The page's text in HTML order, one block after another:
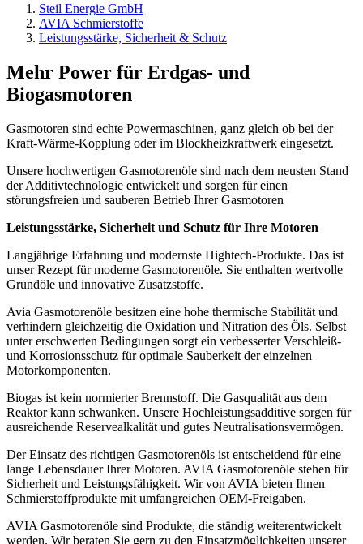
Steil Energie GmbH
AVIA Schmierstoffe
Leistungsstärke, Sicherheit & Schutz
Mehr Power für Erdgas- und
Biogasmotoren
Gasmotoren sind echte Powermaschinen, ganz gleich ob bei der
Kraft-Wärme-Kopplung oder im Blockheizkraftwerk eingesetzt.
Unsere hochwertigen Gasmotorenöle sind nach dem neusten Stand
der Additivtechnologie entwickelt und sorgen für einen
störungsfreien und sauberen Betrieb Ihrer Gasmotoren
Leistungsstärke, Sicherheit und Schutz für Ihre Motoren
Langjährige Erfahrung und modernste Hightech-Produkte. Das ist
unser Rezept für moderne Gasmotorenöle. Sie enthalten wertvolle
Grundöle und innovative Zusatzstoffe.
Avia Gasmotorenöle besitzen eine hohe thermische Stabilität und
verhindern gleichzeitig die Oxidation und Nitration des Öls. Selbst
unter erschwerten Bedingungen sorgt ein verbesserter Verschleiß-
und Korrosionsschutz für optimale Sauberkeit der einzelnen
Motorkomponenten.
Biogas ist kein normierter Brennstoff. Die Gasqualität aus dem
Reaktor kann schwanken. Unsere Hochleistungsadditive sorgen für
ausreichende Reservealkalität und gutes Neutralisationsvermögen.
Der Einsatz des richtigen Gasmotorenöls ist entscheidend für eine
lange Lebensdauer Ihrer Motoren. AVIA Gasmotorenöle stehen für
Sicherheit und Leistungsfähigkeit. Wir von AVIA bieten Ihnen
Schmierstoffprodukte mit umfangreichen OEM-Freigaben.
AVIA Gasmotorenöle sind Produkte, die ständig weiterentwickelt
werden. Wir beraten Sie gern zu den Einsatzmöglichkeiten unserer